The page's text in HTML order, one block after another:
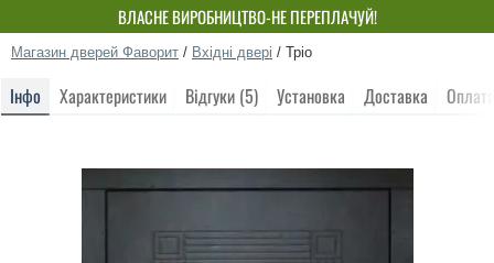
ВЛАСНЕ ВИРОБНИЦТВО-НЕ ПЕРЕПЛАЧУЙ!
Магазин дверей Фаворит / Вхідні двері / Тріо
Інфо Характеристики Відгуки (5) Установка Доставка Оплата